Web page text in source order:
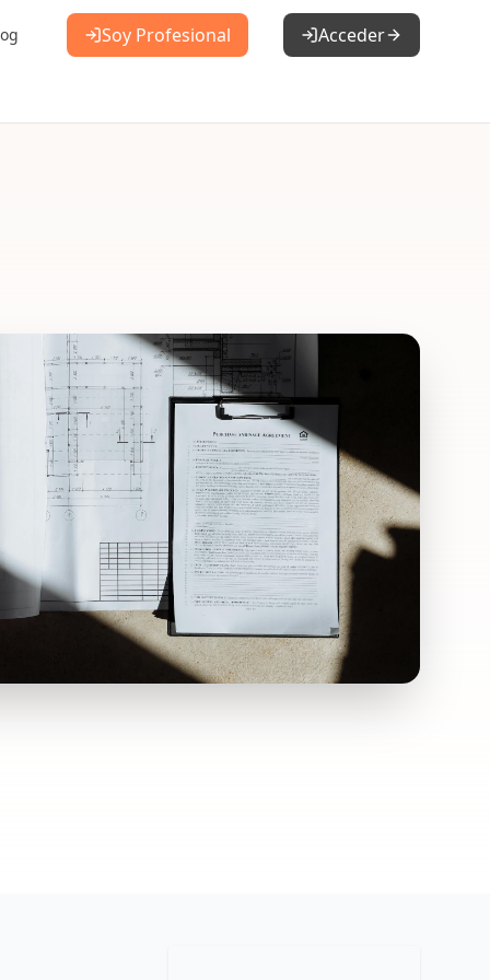
Soy Profesional Acceder